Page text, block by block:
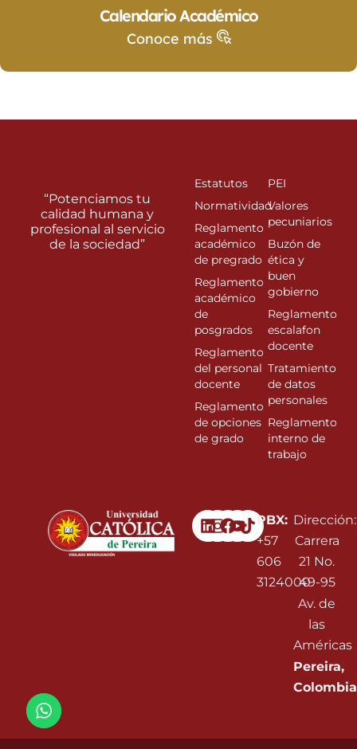
Calendario Académico
Conoce más
Linkedin
Instagram
Facebook
Youtube
PBX:
+57
606
3124000
Dirección:
Carrera
21 No.
49-95
Av. de
las
Américas
Pereira,
Colombia
“Potenciamos tu
calidad humana y
profesional al servicio
de la sociedad”
Estatutos
Normatividad
Reglamento
académico
de pregrado
Reglamento
académico
de
posgrados
Reglamento
del personal
docente
Reglamento
de opciones
de grado
PEI
Valores
pecuniarios
Buzón de
ética y
buen
gobierno
Reglamento
escalafon
docente
Tratamiento
de datos
personales
Reglamento
interno de
trabajo